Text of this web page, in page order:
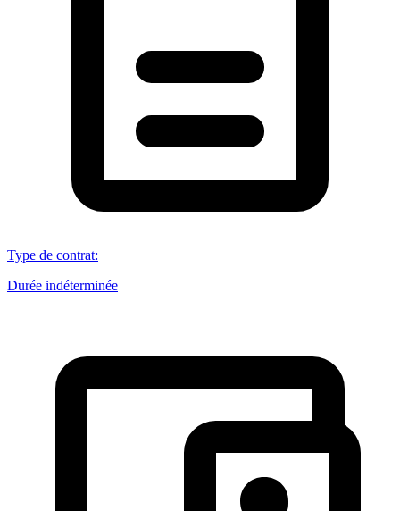
Type de contrat:
Durée indéterminée